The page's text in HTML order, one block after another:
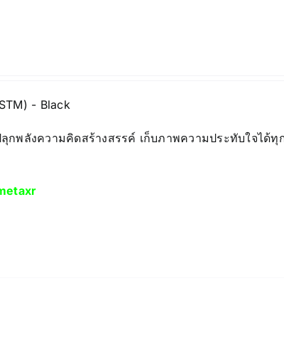
- Black
กพลังความคิดสร้างสรรค์ เก็บภาพความประทับใจได้ทุ